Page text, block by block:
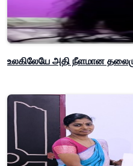
உலகிலேயே அதி நீளமான